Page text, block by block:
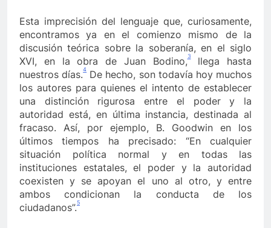
Esta imprecisión del lenguaje que, curiosamente,
encontramos ya en el comienzo mismo de la
discusión teórica sobre la soberanía, en el siglo
XVI, en la obra de Juan Bodino,3llega hasta
nuestros días.4De hecho, son todavía hoy muchos
los autores para quienes el intento de establecer
una distinción rigurosa entre el poder y la
autoridad está, en última instancia, destinada al
fracaso. Así, por ejemplo, B. Goodwin en los
últimos tiempos ha precisado: “En cualquier
situación política normal y en todas las
instituciones estatales, el poder y la autoridad
coexisten y se apoyan el uno al otro, y entre
ambos condicionan la conducta de los
ciudadanos”.5